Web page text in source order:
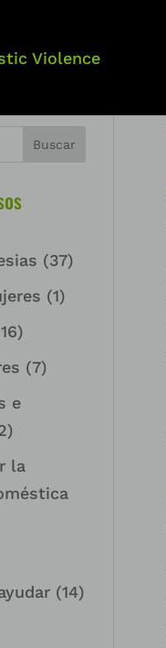
Buscar
(37)
(1)
(7)
e
la
(14)